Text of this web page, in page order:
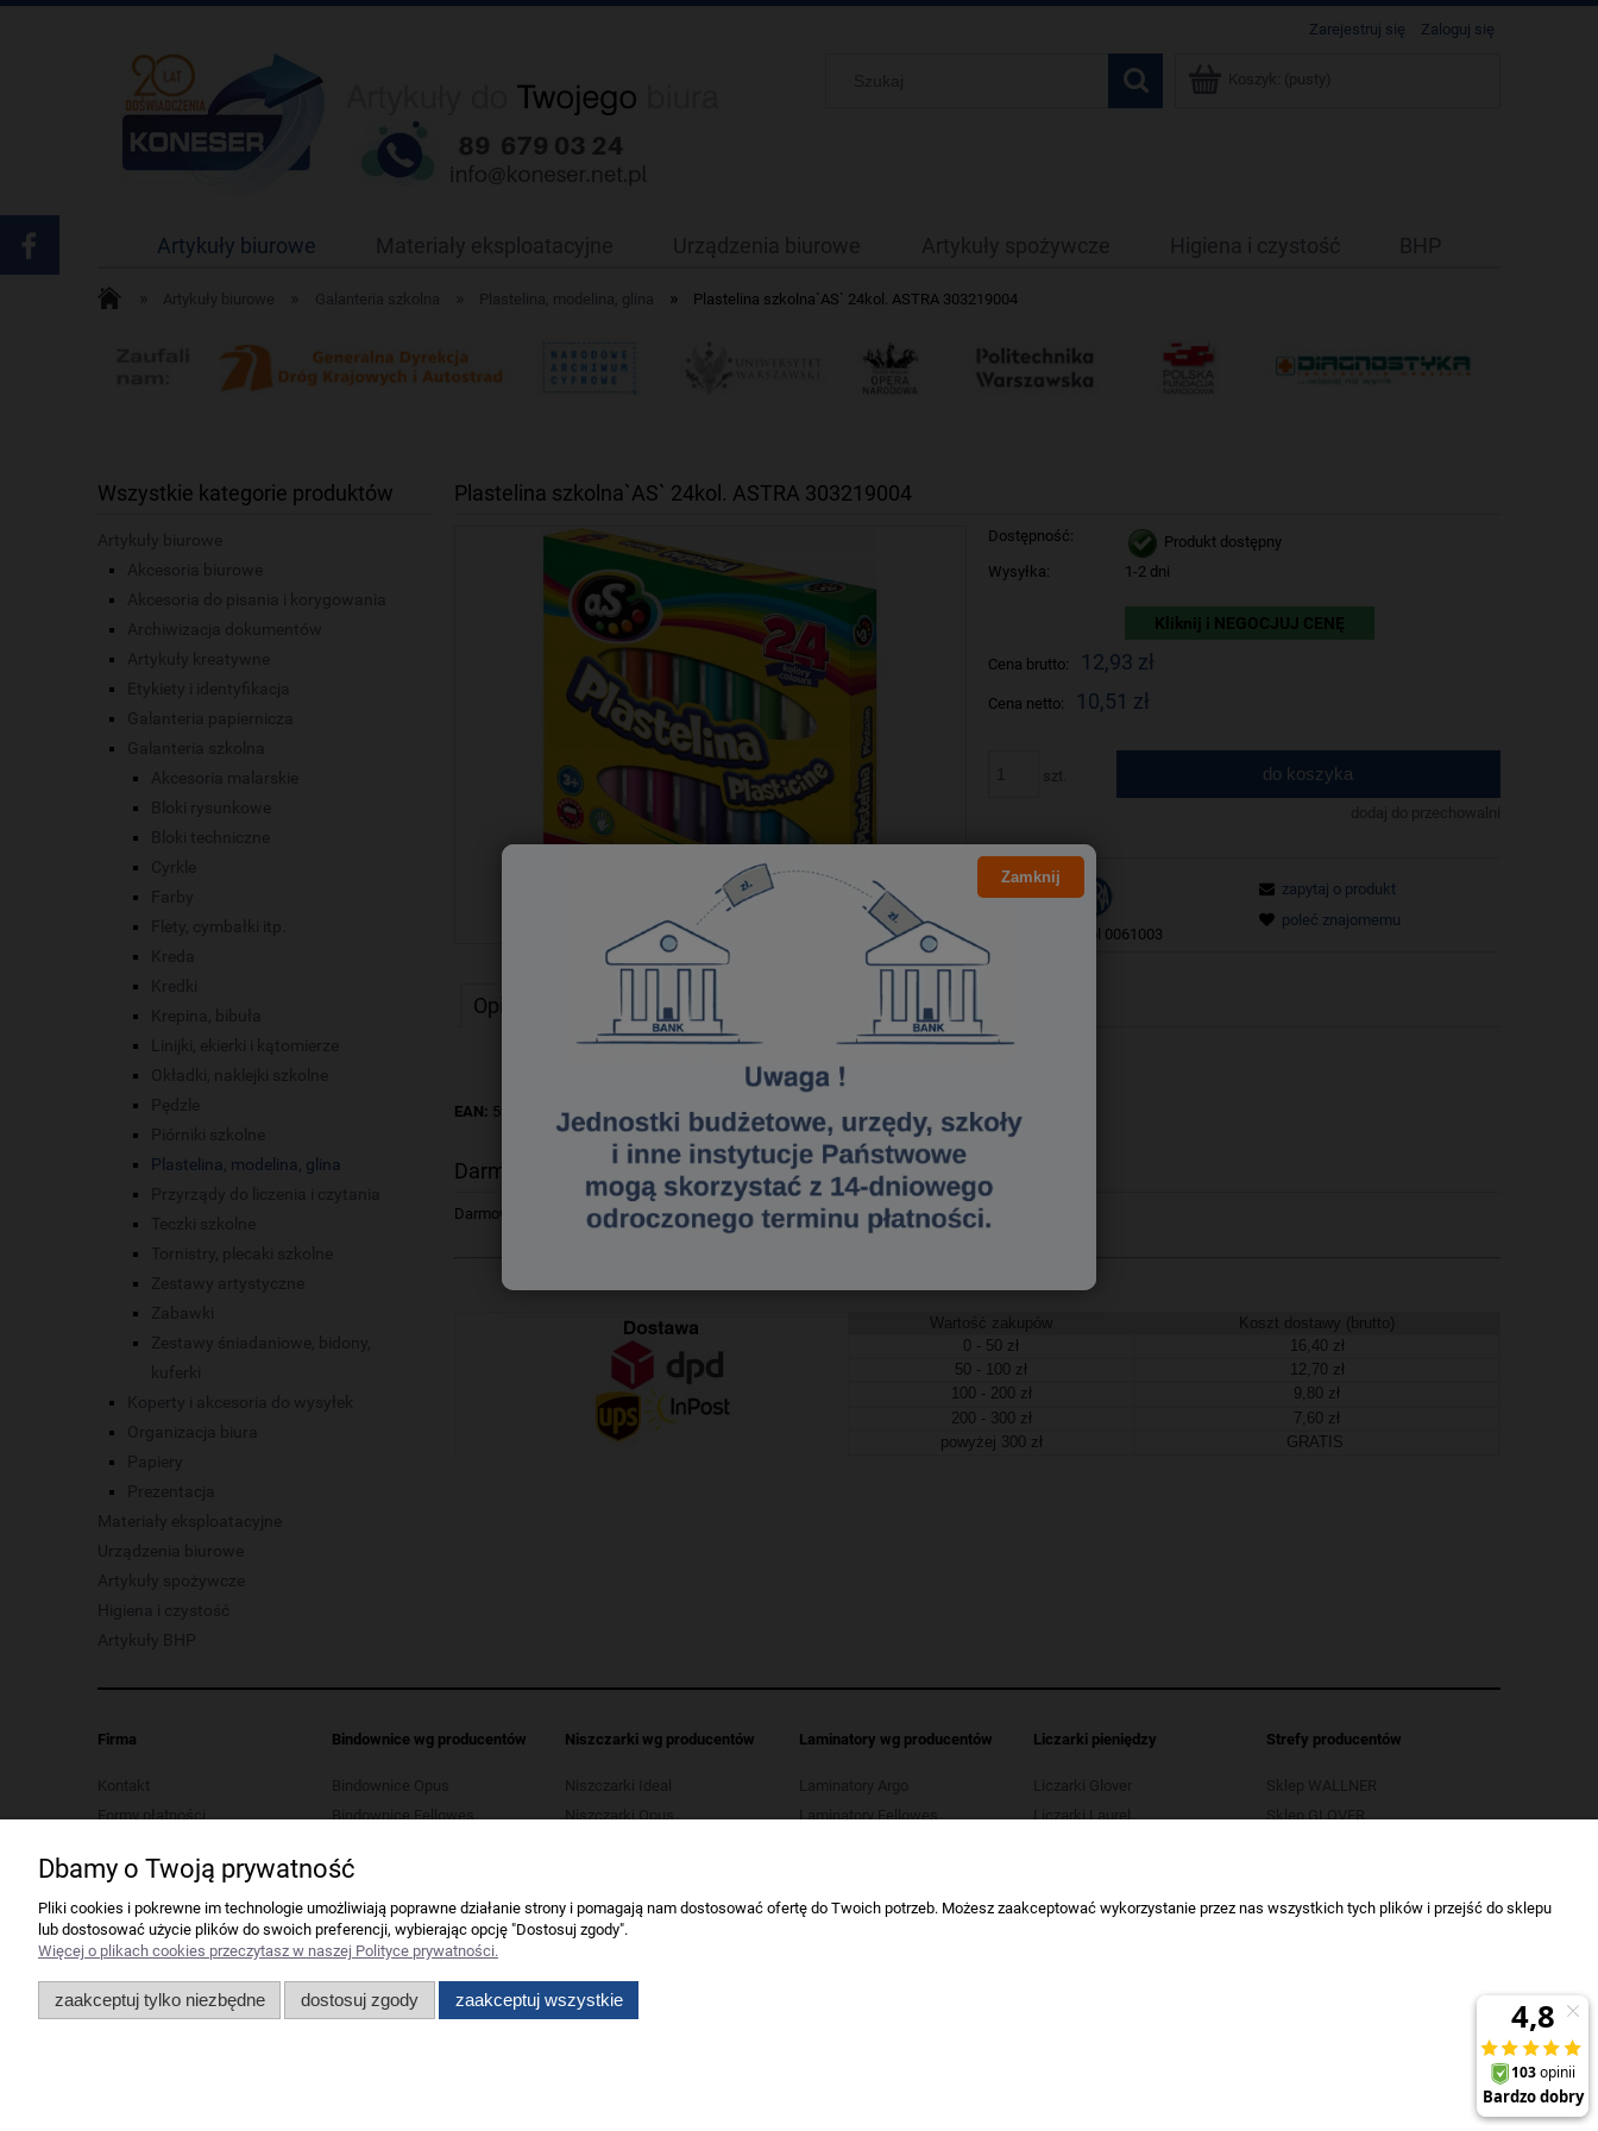
Zarejestruj się Zaloguj się
Koszyk: (pusty)
Artykuły biurowe Materiały eksploatacyjne Urządzenia biurowe Artykuły spożywcze Higiena i czystość BHP
Artykuły biurowe Galanteria szkolna Plastelina, modelina, glina » Plastelina szkolna`AS` 24kol. ASTRA 303219004
Wszystkie kategorie produktów
Artykuły biurowe
Akcesoria biurowe
Akcesoria do pisania i korygowania
Archiwizacja dokumentów
Artykuły kreatywne
Etykiety i identyfikacja
Galanteria papiernicza
Galanteria szkolna
Akcesoria malarskie
Bloki rysunkowe
Bloki techniczne
Cyrkle
Farby
Flety, cymbałki itp.
Kreda
Kredki
Krepina, bibuła
Linijki, ekierki i kątomierze
Okładki, naklejki szkolne
Pędzle
Piórniki szkolne
Plastelina, modelina, glina
Przyrządy do liczenia i czytania
Teczki szkolne
Tornistry, plecaki szkolne
Zestawy artystyczne
Zabawki
Zestawy śniadaniowe, bidony,
kuferki
Koperty i akcesoria do wysyłek
Organizacja biura
Papiery
Prezentacja
Materiały eksploatacyjne
Urządzenia biurowe
Artykuły spożywcze
Higiena i czystość
Artykuły BHP
Plastelina szkolna`AS` 24kol. ASTRA 303219004
Dostępność:
Produkt dostępny
Wysyłka:
1-2 dni
Kliknij i NEGOCJUJ CENĘ
Cena brutto: 12,93 zł
Cena netto: 10,51 zł
do koszyka
dodaj do przechowalni
Producent:
pl 0061003
zapytaj o produkt
poleć znajomemu
Opis Bezpieczeństwo
EAN: 5901137087528, 5901137139319
Darmowa dostawa
Darmowa dostawa (Kurier - Przelew bankowy) już od 300,00 zł.
Wartość zakupów
Koszt dostawy (brutto)
0 - 50 zł
16,40 zł
50 - 100 zł
12,70 zł
100 - 200 zł
9,80 zł
200 - 300 zł
7,60 zł
powyżej 300 zł
GRATIS
Firma
Kontakt
Formy płatności
Polityka prywatności
Regulaminy
Serwis urządzeń biurowych
Ustawienia plików cookies
Odstąp od umowy tutaj
Bindownice wg producentów
Bindownice Opus
Bindownice Fellowes
Bindownice Argo
Niszczarki wg producentów
Niszczarki Ideal
Niszczarki Opus
Niszczarki Tarnator
Niszczarki Wallner
Laminatory wg producentów
Laminatory Argo
Laminatory Fellowes
Laminatory Wallner
Liczarki pieniędzy
Liczarki Glover
Liczarki Laurel
Strefy producentów
Sklep WALLNER
Sklep GLOVER
Dbamy o Twoją prywatność
Pliki cookies i pokrewne im technologie umożliwiają poprawne działanie strony i pomagają nam dostosować ofertę do Twoich potrzeb. Możesz zaakceptować wykorzystanie przez nas wszystkich tych plików i przejść do sklepu
lub dostosować użycie plików do swoich preferencji, wybierając opcję "Dostosuj zgody".
Więcej o plikach cookies przeczytasz w naszej Polityce prywatności.
zaakceptuj tylko niezbędne dostosuj zgody zaakceptuj wszystkie
Zamknij